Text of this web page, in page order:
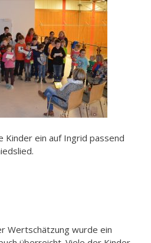
Kinder ein auf Ingrid passend
Wertschätzung wurde ein